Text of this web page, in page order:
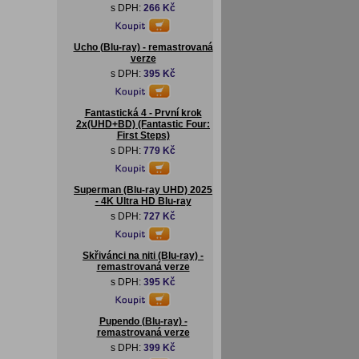
s DPH: 266 Kč
Ucho (Blu-ray) - remastrovaná
verze
s DPH: 395 Kč
Fantastická 4 - První krok
2x(UHD+BD) (Fantastic Four:
First Steps)
s DPH: 779 Kč
Superman (Blu-ray UHD) 2025
- 4K Ultra HD Blu-ray
s DPH: 727 Kč
Skřivánci na niti (Blu-ray) -
remastrovaná verze
s DPH: 395 Kč
Pupendo (Blu-ray) -
remastrovaná verze
s DPH: 399 Kč